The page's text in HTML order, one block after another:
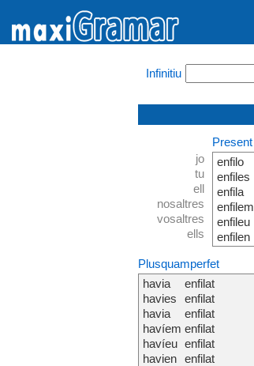
Infinitiu
jo
tu
ell
nosaltres
vosaltres
ells
Present
enfilo
enfiles
enfila
enfilem
enfileu
enfilen
Plusquamperfet
havia
havies
havia
havíem
havíeu
havien
enfilat
enfilat
enfilat
enfilat
enfilat
enfilat